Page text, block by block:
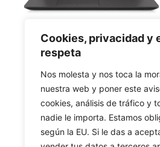
Cookies, privacidad y
respeta
Nos molesta y nos toca la
nuestra web y poner este
cookies, análisis de tráfico y
nadie le importa. Estamos
según la EU. Si le das a
Ноутбук HP 250R G9
B39S1AT с процессором
Intel I5 1334U, 16 ГБ
оперативной памяти и
жестким диском 1 ТБ, без
операционной системы
€729,00